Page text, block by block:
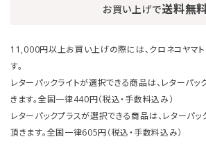
お買い上げで送料無
11,000円以上お買い上げの際には、クロネコヤマ
す。
レターパックライトが選択できる商品は、レターパ
きます。全国一律440円（税込・手数料込み）
レターパックプラスが選択できる商品は、レターパ
頂きます。全国一律605円（税込・手数料込み）